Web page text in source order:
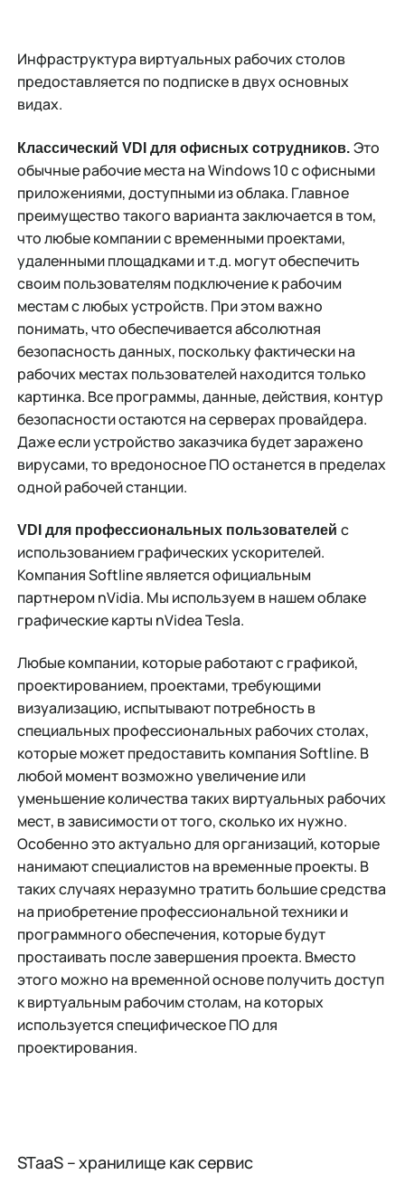
Инфраструктура виртуальных рабочих столов
предоставляется по подписке в двух основных
видах.
Классический VDI для офисных сотрудников. Это
обычные рабочие места на Windows 10 с офисными
приложениями, доступными из облака. Главное
преимущество такого варианта заключается в том,
что любые компании с временными проектами,
удаленными площадками и т.д. могут обеспечить
своим пользователям подключение к рабочим
местам с любых устройств. При этом важно
понимать, что обеспечивается абсолютная
безопасность данных, поскольку фактически на
рабочих местах пользователей находится только
картинка. Все программы, данные, действия, контур
безопасности остаются на серверах провайдера.
Даже если устройство заказчика будет заражено
вирусами, то вредоносное ПО останется в пределах
одной рабочей станции.
VDI для профессиональных пользователей с
использованием графических ускорителей.
Компания Softline является официальным
партнером nVidia. Мы используем в нашем облаке
графические карты nVidea Tesla.
Любые компании, которые работают с графикой,
проектированием, проектами, требующими
визуализацию, испытывают потребность в
специальных профессиональных рабочих столах,
которые может предоставить компания Softline. В
любой момент возможно увеличение или
уменьшение количества таких виртуальных рабочих
мест, в зависимости от того, сколько их нужно.
Особенно это актуально для организаций, которые
нанимают специалистов на временные проекты. В
таких случаях неразумно тратить большие средства
на приобретение профессиональной техники и
программного обеспечения, которые будут
простаивать после завершения проекта. Вместо
этого можно на временной основе получить доступ
к виртуальным рабочим столам, на которых
используется специфическое ПО для
проектирования.
STaaS – хранилище как сервис